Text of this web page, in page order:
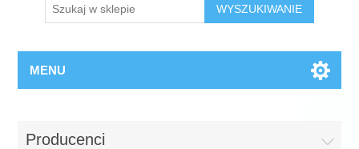
WYSZUKIWANIE
MENU
Producenci